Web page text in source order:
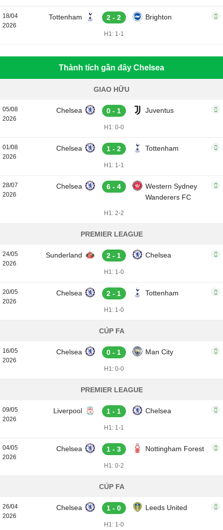
18/04
2026
Tottenham 2 - 2 Brighton
H1: 1-1
Thành tích gần đây Chelsea
GIAO HỮU
05/08
2026
Chelsea 0 - 1 Juventus
H1: 0-0
01/08
2026
Chelsea 1 - 2 Tottenham
H1: 1-1
28/07
2026
Chelsea 6 - 4
Western Sydney
Wanderers FC
H1: 2-2
PREMIER LEAGUE
24/05
2026
Sunderland 2 - 1 Chelsea
H1: 1-0
20/05
2026
Chelsea 2 - 1 Tottenham
H1: 1-0
CÚP FA
16/05
2026
Chelsea 0 - 1 Man City
H1: 0-0
PREMIER LEAGUE
09/05
2026
Liverpool 1 - 1 Chelsea
H1: 1-1
04/05
2026
Chelsea 1 - 3 Nottingham Forest
H1: 0-2
CÚP FA
26/04
2026
Chelsea 1 - 0 Leeds United
H1: 1-0